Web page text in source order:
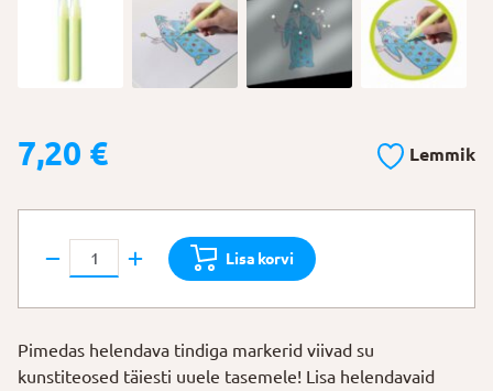
7,20 € Lemmik
Pimedas
helendava
tindiga
kogus
Lisa korvi
Pimedas helendava tindiga markerid viivad su
kunstiteosed täiesti uuele tasemele! Lisa helendavaid